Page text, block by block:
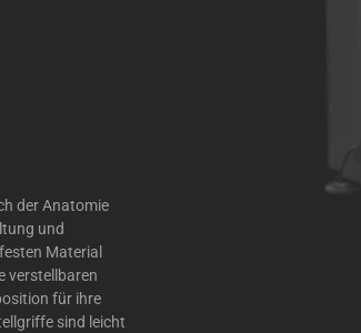
der Anatomie
und
Material
verstellbaren
für ihre
sind leicht